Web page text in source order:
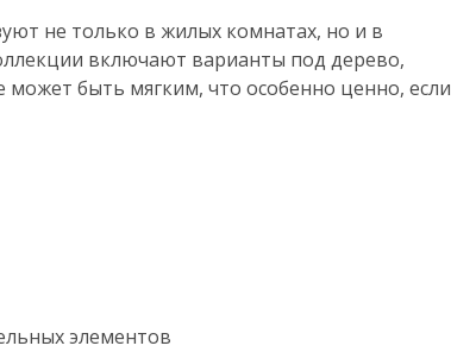
не только в жилых комнатах, но и в
включают варианты под дерево,
быть мягким, что особенно ценно, если
элементов